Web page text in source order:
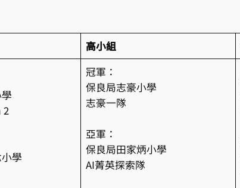
高小組
2
學
冠軍：
保良局志豪小學
志豪一隊
亞軍：
保良局田家炳小學
AI菁英探索隊